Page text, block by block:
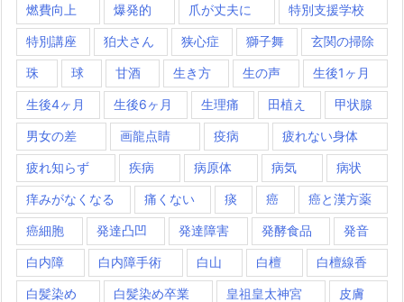
燃費向上 爆発的 爪が丈夫に 特別支援学校
特別講座 狛犬さん 狭心症 獅子舞 玄関の掃除
珠 球 甘酒 生き方 生の声 生後1ヶ月
生後4ヶ月 生後6ヶ月 生理痛 田植え 甲状腺
男女の差 画龍点睛 疫病 疲れない身体
疲れ知らず 疾病 病原体 病気 病状
痒みがなくなる 痛くない 痰 癌 癌と漢方薬
癌細胞 発達凸凹 発達障害 発酵食品 発音
白内障 白内障手術 白山 白檀 白檀線香
白髪染め 白髪染め卒業 皇祖皇太神宮 皮膚